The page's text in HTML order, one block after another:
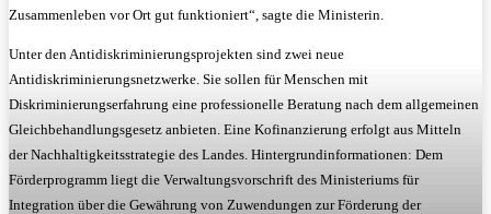
Zusammenleben vor Ort gut funktioniert“, sagte die Ministerin.
Unter den Antidiskriminierungsprojekten sind zwei neue
Antidiskriminierungsnetzwerke. Sie sollen für Menschen mit
Diskriminierungserfahrung eine professionelle Beratung nach dem allgemeinen
Gleichbehandlungsgesetz anbieten. Eine Kofinanzierung erfolgt aus Mitteln
der Nachhaltigkeitsstrategie des Landes. Hintergrundinformationen: Dem
Förderprogramm liegt die Verwaltungsvorschrift des Ministeriums für
Integration über die Gewährung von Zuwendungen zur Förderung der